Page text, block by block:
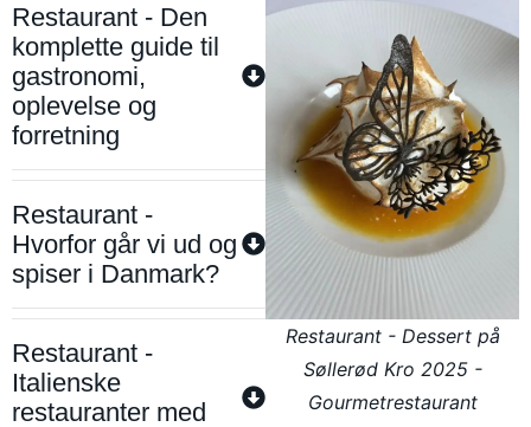
Restaurant - Den
komplette guide til
gastronomi,
oplevelse og
forretning
Restaurant -
Hvorfor går vi ud og
spiser i Danmark?
Restaurant -
Italienske
restauranter med
Restaurant - Dessert på
Søllerød Kro 2025 -
Gourmetrestaurant